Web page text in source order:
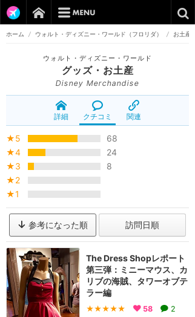
ホーム / ウォルト・ディズニー・ワールド（フロリダ） / お土産
ウォルト・ディズニー・ワールド
グッズ・お土産
Disney Merchandise
詳細 クチコミ 関連
★5
68
★4
24
★3
8
★2
★1
参考になった順 訪問日順
The Dress Shopレポート
第三弾：ミニーマウス、カ
リブの海賊、タワーオブテ
ラー編
★★★★★ 58 2